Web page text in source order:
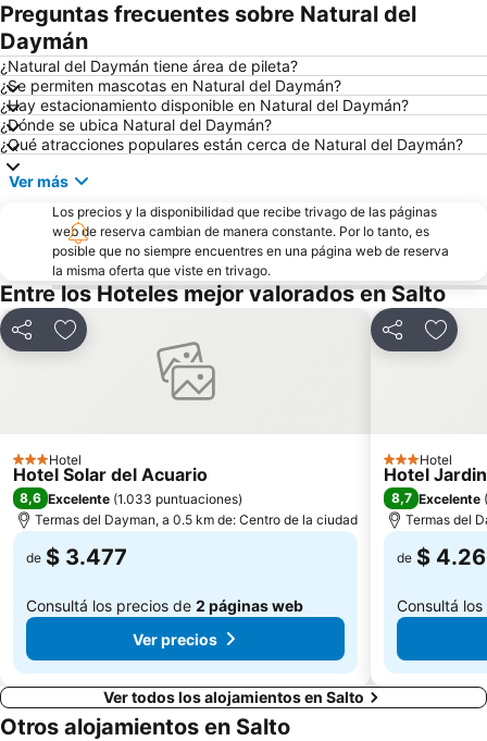
Preguntas frecuentes sobre Natural del
Daymán
¿Natural del Daymán tiene área de pileta?
¿Se permiten mascotas en Natural del Daymán?
¿Hay estacionamiento disponible en Natural del Daymán?
¿Dónde se ubica Natural del Daymán?
¿Qué atracciones populares están cerca de Natural del Daymán?
Ver más
Los precios y la disponibilidad que recibe trivago de las páginas
web de reserva cambian de manera constante. Por lo tanto, es
posible que no siempre encuentres en una página web de reserva
la misma oferta que viste en trivago.
Entre los Hoteles mejor valorados en Salto
CompartirAñadir a favoritos
3 Estrellas
Hotel
Hotel Solar del Acuario
8,6 Excelente (1.033 puntuaciones)
Termas del Dayman, a 0.5 km de: Centro de la ciudad
de $ 3.477
Consultá los precios de 2 páginas web
Ver precios
Compartir
3 Estrellas
Hotel
Hotel
8,7 Excelente (
Termas del
de $
Consultá
Ver todos los alojamientos en Salto
Otros alojamientos en Salto